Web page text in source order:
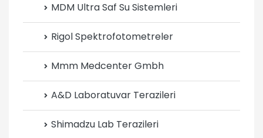
MDM Ultra Saf Su Sistemleri
Rigol Spektrofotometreler
Mmm Medcenter Gmbh
A&D Laboratuvar Terazileri
Shimadzu Lab Terazileri